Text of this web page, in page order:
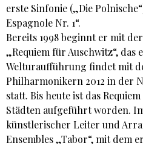
erste Sinfonie („Die
Espagnole Nr. 1“.
Bereits 1998 beginnt er mit
„Requiem für Auschwitz“,
Welturaufführung findet mit
Philharmonikern 2012 in der
statt. Bis heute ist das
Städten aufgeführt worden.
künstlerischer Leiter und
Ensembles „Tabor“, mit dem